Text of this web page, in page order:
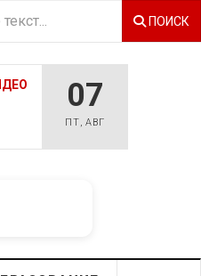
ПОИСК
07
ПТ,АВГ